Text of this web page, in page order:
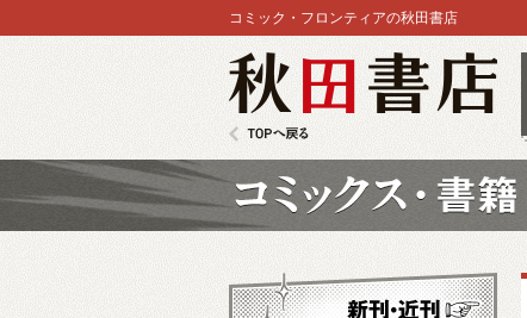
コミック・フロンティアの秋田書店